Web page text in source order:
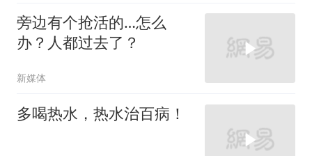
旁边有个抢活的…怎么
办？人都过去了？
新媒体
多喝热水，热水治百病！